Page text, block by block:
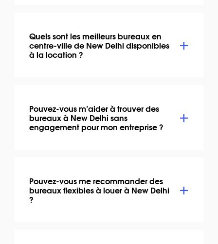
Quels sont les meilleurs bureaux en
centre-ville de New Delhi disponibles
à la location ?
Pouvez-vous m’aider à trouver des
bureaux à New Delhi sans
engagement pour mon entreprise ?
Pouvez-vous me recommander des
bureaux flexibles à louer à New Delhi
?